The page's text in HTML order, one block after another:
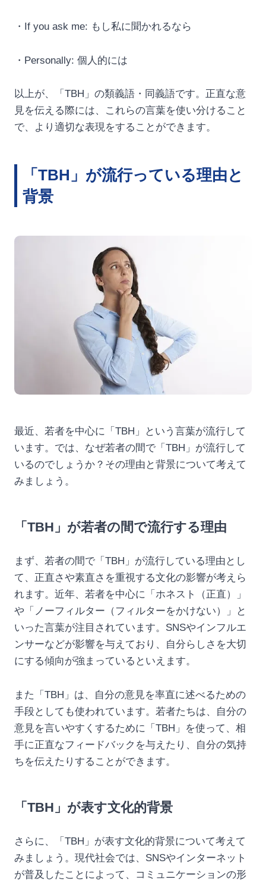
・If you ask me: もし私に聞かれるなら
・Personally: 個人的には
以上が、「TBH」の類義語・同義語です。正直な意
見を伝える際には、これらの言葉を使い分けること
で、より適切な表現をすることができます。
「TBH」が流行っている理由と
背景
最近、若者を中心に「TBH」という言葉が流行して
います。では、なぜ若者の間で「TBH」が流行して
いるのでしょうか？その理由と背景について考えて
みましょう。
「TBH」が若者の間で流行する理由
まず、若者の間で「TBH」が流行している理由とし
て、正直さや素直さを重視する文化の影響が考えら
れます。近年、若者を中心に「ホネスト（正直）」
や「ノーフィルター（フィルターをかけない）」と
いった言葉が注目されています。SNSやインフルエ
ンサーなどが影響を与えており、自分らしさを大切
にする傾向が強まっているといえます。
また「TBH」は、自分の意見を率直に述べるための
手段としても使われています。若者たちは、自分の
意見を言いやすくするために「TBH」を使って、相
手に正直なフィードバックを与えたり、自分の気持
ちを伝えたりすることができます。
「TBH」が表す文化的背景
さらに、「TBH」が表す文化的背景について考えて
みましょう。現代社会では、SNSやインターネット
が普及したことによって、コミュニケーションの形